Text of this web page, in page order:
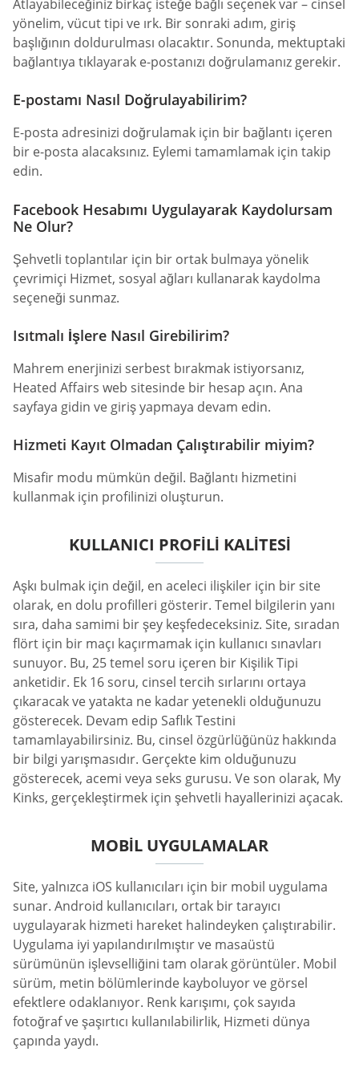
Atlayabileceğiniz birkaç isteğe bağlı seçenek var – cinsel
yönelim, vücut tipi ve ırk. Bir sonraki adım, giriş
başlığının doldurulması olacaktır. Sonunda, mektuptaki
bağlantıya tıklayarak e-postanızı doğrulamanız gerekir.
E-postamı Nasıl Doğrulayabilirim?
E-posta adresinizi doğrulamak için bir bağlantı içeren
bir e-posta alacaksınız. Eylemi tamamlamak için takip
edin.
Facebook Hesabımı Uygulayarak Kaydolursam
Ne Olur?
Şehvetli toplantılar için bir ortak bulmaya yönelik
çevrimiçi Hizmet, sosyal ağları kullanarak kaydolma
seçeneği sunmaz.
Isıtmalı İşlere Nasıl Girebilirim?
Mahrem enerjinizi serbest bırakmak istiyorsanız,
Heated Affairs web sitesinde bir hesap açın. Ana
sayfaya gidin ve giriş yapmaya devam edin.
Hizmeti Kayıt Olmadan Çalıştırabilir miyim?
Misafir modu mümkün değil. Bağlantı hizmetini
kullanmak için profilinizi oluşturun.
KULLANICI PROFILI KALITESI
Aşkı bulmak için değil, en aceleci ilişkiler için bir site
olarak, en dolu profilleri gösterir. Temel bilgilerin yanı
sıra, daha samimi bir şey keşfedeceksiniz. Site, sıradan
flört için bir maçı kaçırmamak için kullanıcı sınavları
sunuyor. Bu, 25 temel soru içeren bir Kişilik Tipi
anketidir. Ek 16 soru, cinsel tercih sırlarını ortaya
çıkaracak ve yatakta ne kadar yetenekli olduğunuzu
gösterecek. Devam edip Saflık Testini
tamamlayabilirsiniz. Bu, cinsel özgürlüğünüz hakkında
bir bilgi yarışmasıdır. Gerçekte kim olduğunuzu
gösterecek, acemi veya seks gurusu. Ve son olarak, My
Kinks, gerçekleştirmek için şehvetli hayallerinizi açacak.
MOBIL UYGULAMALAR
Site, yalnızca iOS kullanıcıları için bir mobil uygulama
sunar. Android kullanıcıları, ortak bir tarayıcı
uygulayarak hizmeti hareket halindeyken çalıştırabilir.
Uygulama iyi yapılandırılmıştır ve masaüstü
sürümünün işlevselliğini tam olarak görüntüler. Mobil
sürüm, metin bölümlerinde kayboluyor ve görsel
efektlere odaklanıyor. Renk karışımı, çok sayıda
fotoğraf ve şaşırtıcı kullanılabilirlik, Hizmeti dünya
çapında yaydı.